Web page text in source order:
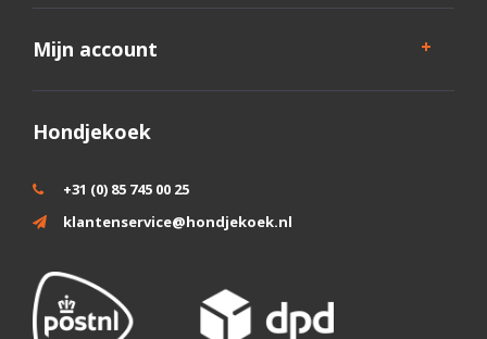
Mijn account
Hondjekoek
+31 (0) 85 745 00 25
klantenservice@hondjekoek.nl